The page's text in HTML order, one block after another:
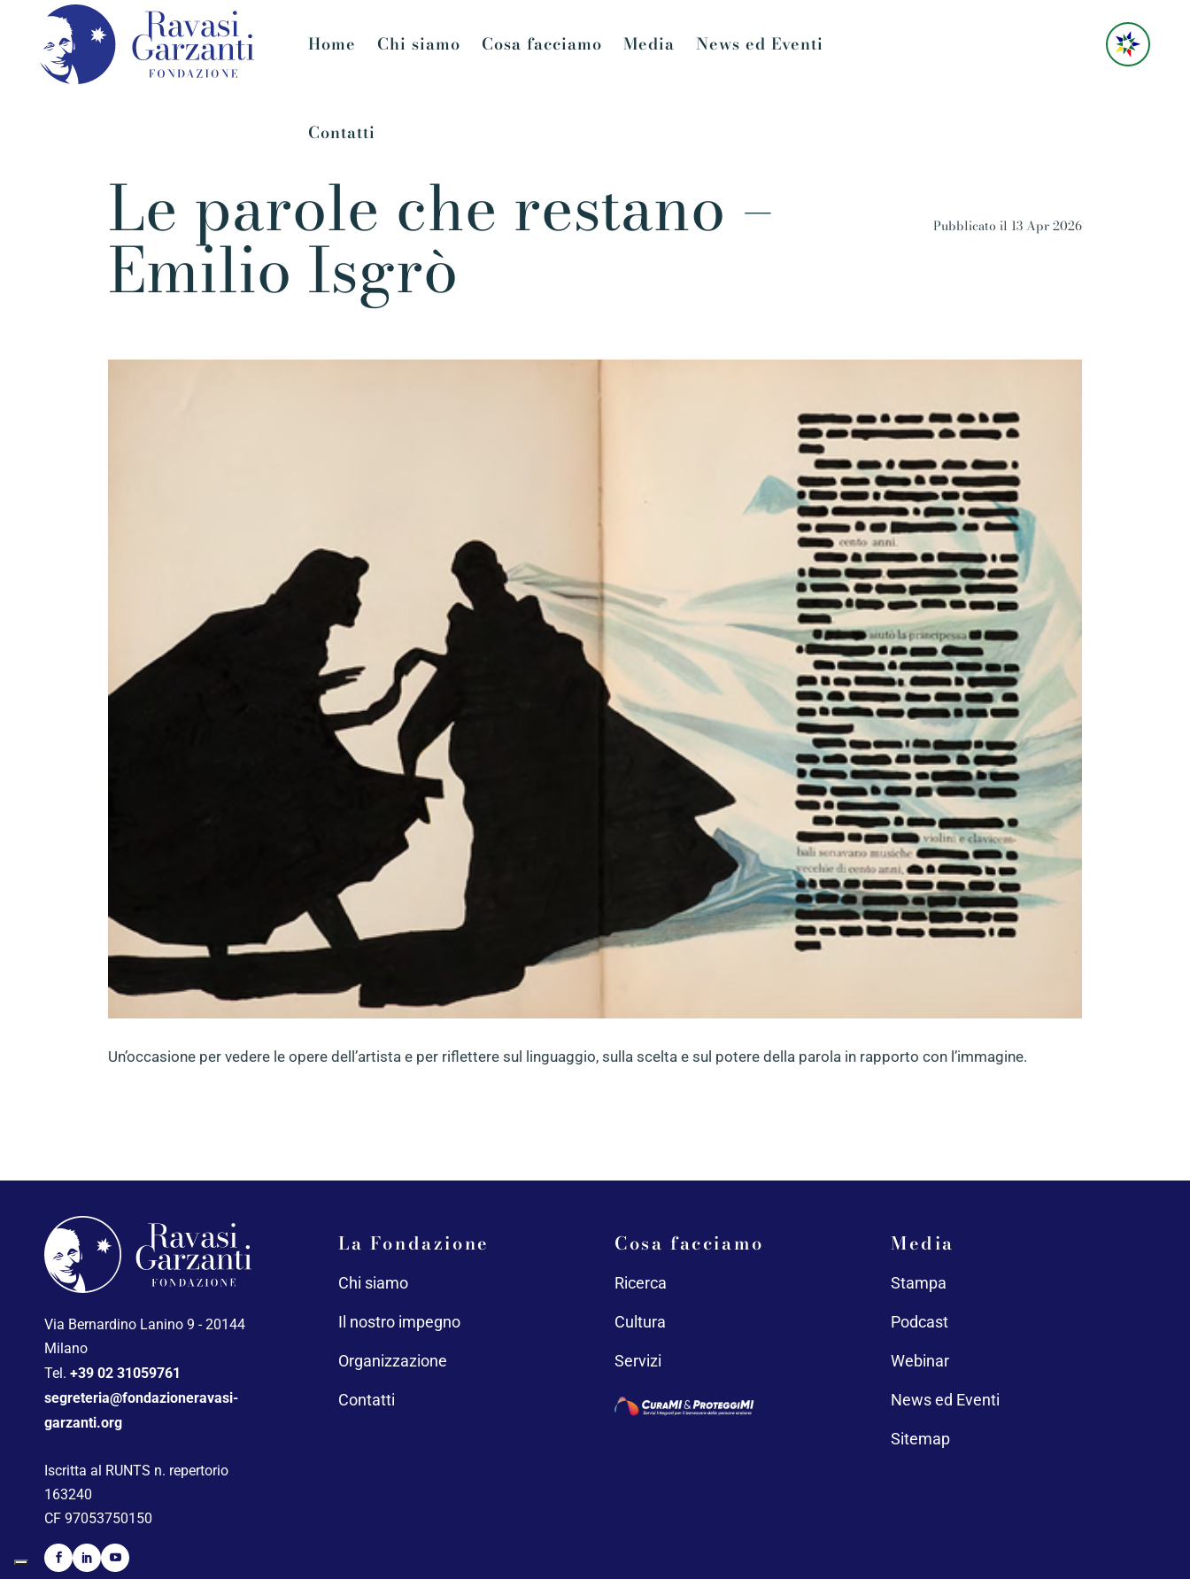
Home Chi siamo Cosa facciamo Media News ed Eventi
Contatti
Le parole che restano –
Emilio Isgrò Pubblicato il 13 Apr 2026
Un’occasione per vedere le opere dell’artista e per riflettere sul linguaggio, sulla scelta e sul potere della parola in rapporto con l’immagine.
Via Bernardino Lanino 9 - 20144
Milano
Tel. +39 02 31059761
segreteria@fondazioneravasi-
garzanti.org
Iscritta al RUNTS n. repertorio
163240
CF 97053750150
La Fondazione
Chi siamo
Il nostro impegno
Organizzazione
Contatti
Cosa facciamo
Ricerca
Cultura
Servizi
Media
Stampa
Podcast
Webinar
News ed Eventi
Sitemap